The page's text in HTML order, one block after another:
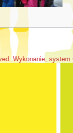
Wykonanie,